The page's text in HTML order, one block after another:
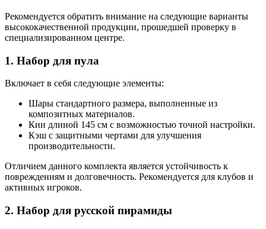
Рекомендуется обратить внимание на следующие варианты
высококачественной продукции, прошедшей проверку в
специализированном центре.
1. Набор для пула
Включает в себя следующие элементы:
Шары стандартного размера, выполненные из
композитных материалов.
Кии длиной 145 см с возможностью точной настройки.
Кэш с защитными чертами для улучшения
производительности.
Отличием данного комплекта является устойчивость к
повреждениям и долговечность. Рекомендуется для клубов и
активных игроков.
2. Набор для русской пирамиды